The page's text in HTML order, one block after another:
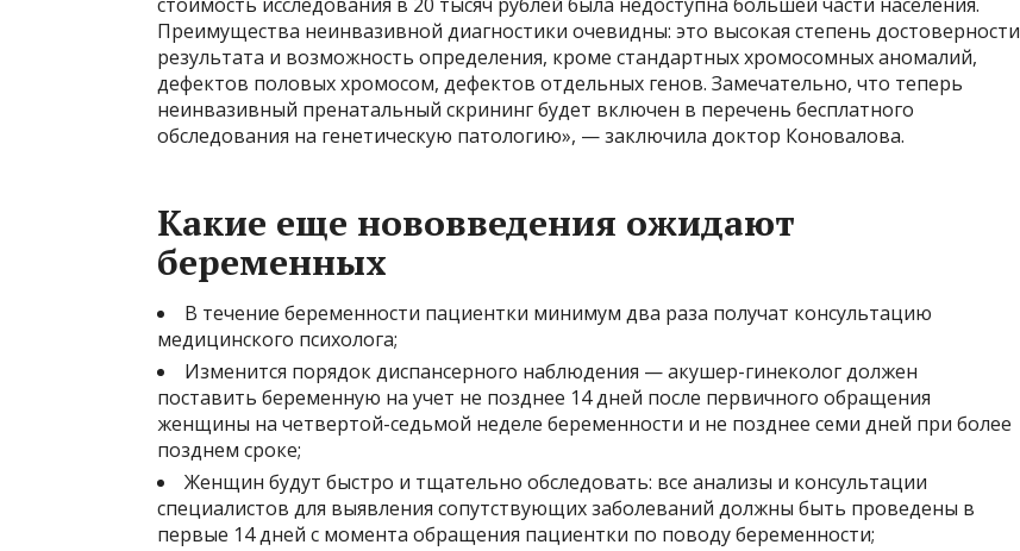
Преимущества неинвазивной диагностики очевидны: это высокая степень достоверности
результата и возможность определения, кроме стандартных хромосомных аномалий,
дефектов половых хромосом, дефектов отдельных генов. Замечательно, что теперь
неинвазивный пренатальный скрининг будет включен в перечень бесплатного
обследования на генетическую патологию», — заключила доктор Коновалова.
Какие еще нововведения ожидают
беременных
В течение беременности пациентки минимум два раза получат консультацию
медицинского психолога;
Изменится порядок диспансерного наблюдения — акушер-гинеколог должен
поставить беременную на учет не позднее 14 дней после первичного обращения
женщины на четвертой-седьмой неделе беременности и не позднее семи дней при более
позднем сроке;
Женщин будут быстро и тщательно обследовать: все анализы и консультации
специалистов для выявления сопутствующих заболеваний должны быть проведены в
первые 14 дней с момента обращения пациентки по поводу беременности;